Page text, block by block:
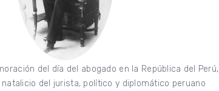
del día del abogado en la República del Perú,
del jurista, político y diplomático peruano